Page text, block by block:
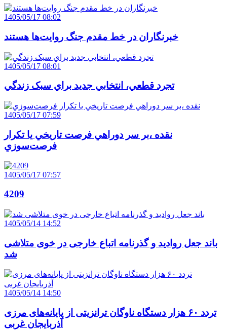
1405/05/17 08:02
خبرنگاران در خط مقدم جنگ روايت‌ها هستند
1405/05/17 08:01
تجرد قطعي، انتخابي جديد براي سبک زندگي
1405/05/17 07:59
نقده ،بر سر دوراهي فرصت تاريخي يا تکرار
فرصت‌سوزي
1405/05/17 07:57
4209
1405/05/14 14:52
باند جعل روادید و گذرنامه اتباع خارجی در خوی متلاشی
شد
1405/05/14 14:50
تردد ۶۰ هزار دستگاه ناوگان ترانزیتی از پایانه‌های مرزی
آذربایجان ‌غربی